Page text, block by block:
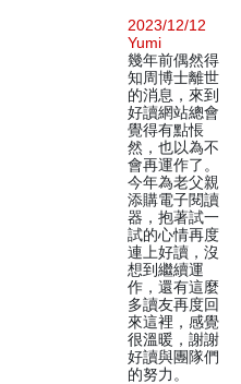
2023/12/12
Yumi
幾年前偶然得
知周博士離世
的消息，來到
好讀網站總會
覺得有點悵
然，也以為不
會再運作了。
今年為老父親
添購電子閱讀
器，抱著試一
試的心情再度
連上好讀，沒
想到繼續運
作，還有這麼
多讀友再度回
來這裡，感覺
很溫暖，謝謝
好讀與團隊們
的努力。